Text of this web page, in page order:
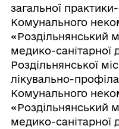
загальної
Комунального
«Роздільнянський
медико-санітарної
Роздільнянської
лікувально-
Комунального
«Роздільнянський
медико-санітарної